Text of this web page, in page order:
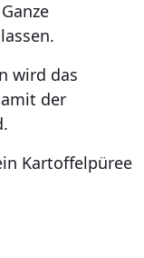
wird das
der
Kartoffelpüree